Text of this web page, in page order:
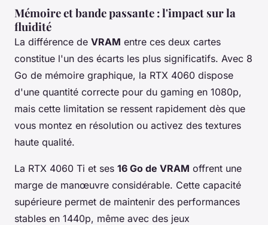
Mémoire et bande passante : l'impact sur la
fluidité
La différence de VRAM entre ces deux cartes
constitue l'un des écarts les plus significatifs. Avec 8
Go de mémoire graphique, la RTX 4060 dispose
d'une quantité correcte pour du gaming en 1080p,
mais cette limitation se ressent rapidement dès que
vous montez en résolution ou activez des textures
haute qualité.
La RTX 4060 Ti et ses 16 Go de VRAM offrent une
marge de manœuvre considérable. Cette capacité
supérieure permet de maintenir des performances
stables en 1440p, même avec des jeux